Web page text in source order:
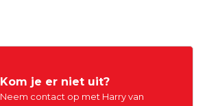
Kom je er niet uit?
Neem contact op met Harry van